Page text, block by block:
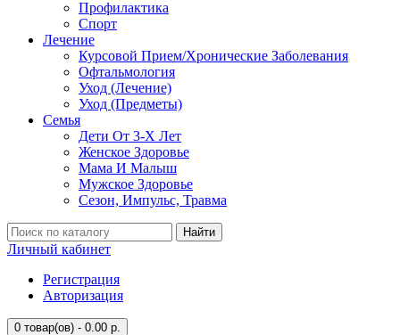
Профилактика
Спорт
Лечение
Курсовой Прием/Хронические Заболевания
Офтальмология
Уход (Лечение)
Уход (Предметы)
Семья
Дети От 3-Х Лет
Женское Здоровье
Мама И Малыш
Мужское Здоровье
Сезон, Импульс, Травма
Найти
Личный кабинет
Регистрация
Авторизация
0 товар(ов) - 0.00 р.